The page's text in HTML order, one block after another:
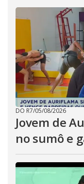
DO R7/05/08/2026
Jovem de
no sumô e